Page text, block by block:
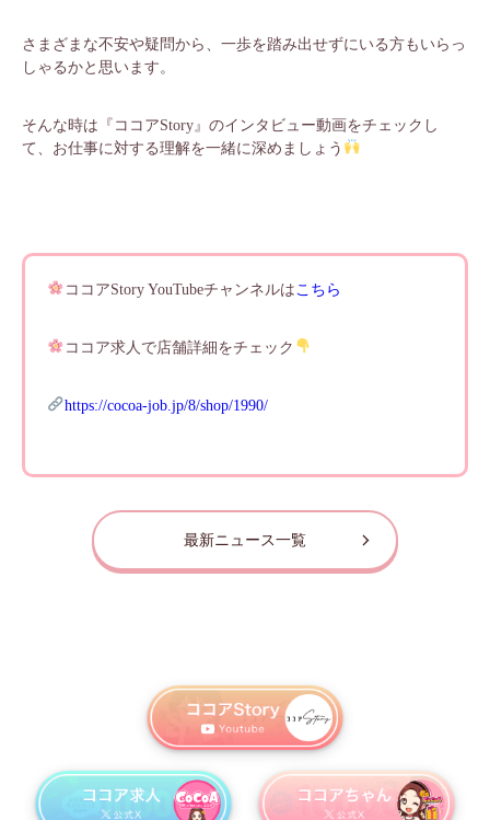
さまざまな不安や疑問から、一歩を踏み出せずにいる方もいらっ
しゃるかと思います。
そんな時は『ココアStory』のインタビュー動画をチェックし
て、お仕事に対する理解を一緒に深めましょう
ココアStory YouTubeチャンネルはこちら
ココア求人で店舗詳細をチェック
https://cocoa-job.jp/8/shop/1990/
最新ニュース一覧